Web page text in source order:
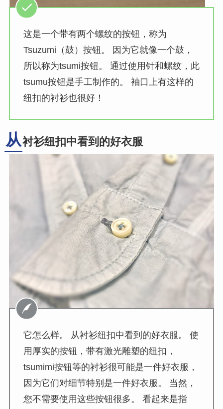
这是一个带有两个螺纹的按钮，称为
Tsuzumi（鼓）按钮。 因为它就像一个鼓，
所以称为tsumi按钮。 通过使用针和螺纹，此
tsumu按钮是手工制作的。 袖口上有这样的
纽扣的衬衫也很好！
从衬衫纽扣中看到的好衣服
它怎么样。 从衬衫纽扣中看到的好衣服。 使
用厚实的按钮，带有激光雕塑的纽扣，
tsumimi按钮等的衬衫很可能是一件好衣服，
因为它们对细节特别是一件好衣服。 当然，
您不需要使用这些按钮很多。 看起来是指